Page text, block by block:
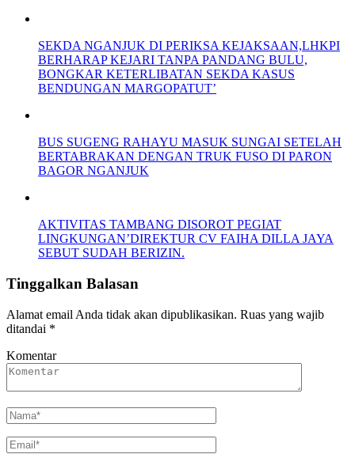
SEKDA NGANJUK DI PERIKSA KEJAKSAAN,LHKPI
BERHARAP KEJARI TANPA PANDANG BULU,
BONGKAR KETERLIBATAN SEKDA KASUS
BENDUNGAN MARGOPATUT’
BUS SUGENG RAHAYU MASUK SUNGAI SETELAH
BERTABRAKAN DENGAN TRUK FUSO DI PARON
BAGOR NGANJUK
AKTIVITAS TAMBANG DISOROT PEGIAT
LINGKUNGAN’DIREKTUR CV FAIHA DILLA JAYA
SEBUT SUDAH BERIZIN.
Tinggalkan Balasan
Alamat email Anda tidak akan dipublikasikan. Ruas yang wajib
ditandai *
Komentar